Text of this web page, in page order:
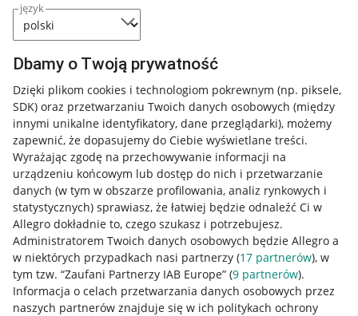
język
Dbamy o Twoją prywatność
Dzięki plikom cookies i technologiom pokrewnym (np. piksele,
SDK) oraz przetwarzaniu Twoich danych osobowych (między
innymi unikalne identyfikatory, dane przeglądarki), możemy
zapewnić, że dopasujemy do Ciebie wyświetlane treści.
Wyrażając zgodę na przechowywanie informacji na
urządzeniu końcowym lub dostęp do nich i przetwarzanie
danych (w tym w obszarze profilowania, analiz rynkowych i
statystycznych) sprawiasz, że łatwiej będzie odnaleźć Ci w
Allegro dokładnie to, czego szukasz i potrzebujesz.
Administratorem Twoich danych osobowych będzie Allegro a
w niektórych przypadkach nasi partnerzy (17 partnerów), w
tym tzw. “Zaufani Partnerzy IAB Europe” (9 partnerów).
Informacja o celach przetwarzania danych osobowych przez
naszych partnerów znajduje się w ich politykach ochrony
Przydatne informacje